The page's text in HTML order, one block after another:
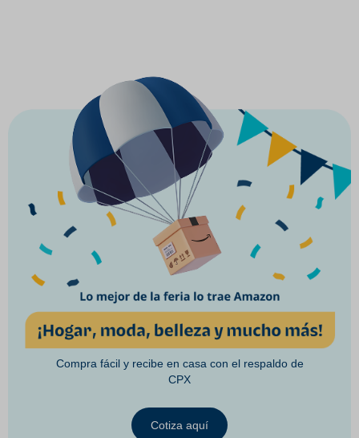
Compra fácil y recibe en casa con el respaldo de
CPX
Cotiza aquí